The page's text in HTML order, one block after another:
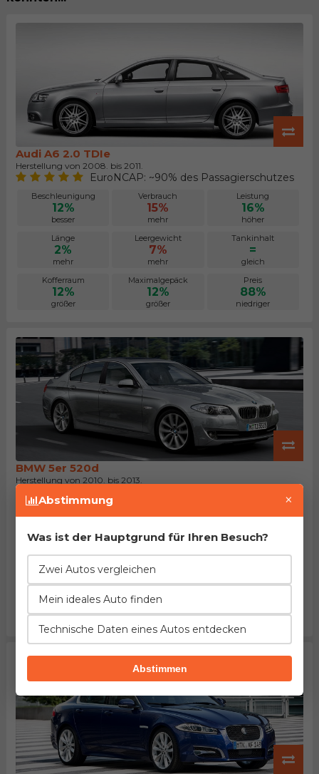
Audi A6 2.0 TDIe
Herstellung von 2008. bis 2011.
EuroNCAP: ~90% des Passagierschutzes
Beschleunigung
12%
besser
Verbrauch
15%
mehr
Leistung
16%
höher
Länge
2%
mehr
Leergewicht
7%
mehr
Tankinhalt
=
gleich
Kofferraum
12%
größer
Maximalgepäck
12%
größer
Preis
88%
niedriger
BMW 5er 520d
Herstellung von 2010. bis 2013.
besser mehr
höher
1%
mehr mehr
Kofferraum
8%
größer
Maximalgepäck
8%
größer niedriger
Abstimmung ×
Was ist der Hauptgrund für Ihren Besuch?
Zwei Autos vergleichen
Mein ideales Auto finden
Technische Daten eines Autos entdecken
Abstimmen